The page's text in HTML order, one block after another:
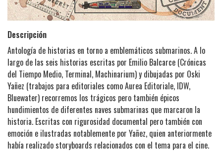
Descripción
Antología de historias en torno a emblemáticos submarinos. A lo
largo de las seis historias escritas por Emilio Balcarce (Crónicas
del Tiempo Medio, Terminal, Machinarium) y dibujadas por Oski
Yañez (trabajos para editoriales como Aurea Editoriale, IDW,
Bluewater) recorremos los trágicos pero también épicos
hundimientos de diferentes naves submarinas que marcaron la
historia. Escritas con rigurosidad documental pero también con
emoción e ilustradas notablemente por Yañez, quien anteriormente
había realizado storyboards relacionados con el tema para el cine.